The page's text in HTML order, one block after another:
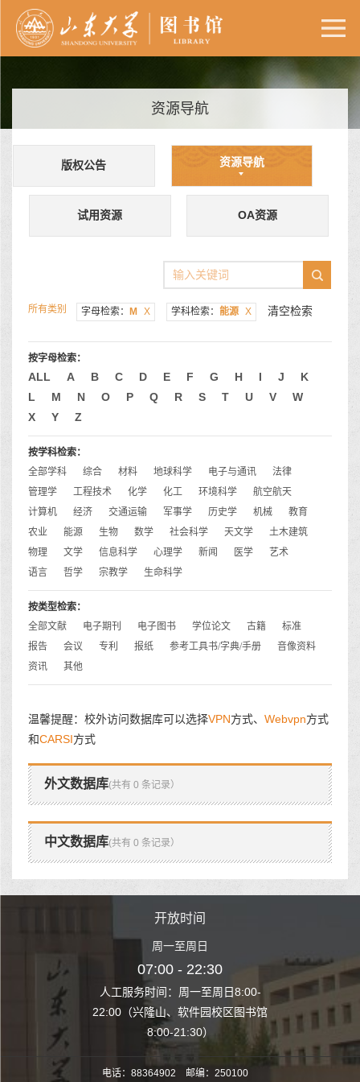
资源导航
版权公告 资源导航
试用资源 OA资源
所有类别 字母检索： M X 学科检索： 能源 X 清空检索
按字母检索：
ALL A B C D E F G H I J
K
L
M N O P Q R S T U V
W
X
Y Z
按学科检索：
全部学科
综合 材料 地球科学 电子与通讯
法律
管理学
工程技术 化学 化工 环境科学
航空航天
计算机
经济 交通运输 军事学 历史学 机械
教育
农业
能源 生物 数学 社会科学 天文学
土木建筑
物理
文学 信息科学 心理学 新闻 医学
艺术
语言
哲学 宗教学 生命科学
按类型检索：
全部文献
电子期刊 电子图书 学位论文 古籍
标准
报告
会议 专利 报纸 参考工具书/字典/手册
音像资料
资讯
其他
温馨提醒：校外访问数据库可以选择VPN方式、 Webvpn方式
和CARSI方式
外文数据库(共有 0 条记录）
中文数据库(共有 0 条记录）
至周日8:00-
园校区图书馆
开放时间
周一至周日
07:00 - 22:30
人工服务时间：周一至周日8:00-
22:00（兴隆山、软件园校区图书馆
8:00-21:30）
人工服务时间
22:00（兴隆山
电话：88364902 邮编：250100